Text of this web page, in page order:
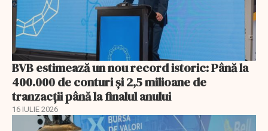
BVB estimează un nou record istoric: Până la
400.000 de conturi și 2,5 milioane de
tranzacții până la finalul anului
16 IULIE 2026